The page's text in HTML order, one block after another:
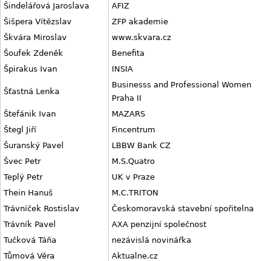
Šindelářová Jaroslava
AFIZ
Šišpera Vítězslav
ZFP akademie
Škvára Miroslav
www.skvara.cz
Šoufek Zdeněk
Benefita
Špirakus Ivan
INSIA
Šťastná Lenka
Businesss and Professional Women
Praha II
Štefánik Ivan
MAZARS
Štegl Jiří
Fincentrum
Šuranský Pavel
LBBW Bank CZ
Švec Petr
M.S.Quatro
Teplý Petr
UK v Praze
Thein Hanuš
M.C.TRITON
Trávníček Rostislav
Českomoravská stavební spořitelna
Trávník Pavel
AXA penzijní společnost
Tučková Táňa
nezávislá novinářka
Tůmová Věra
Aktualne.cz